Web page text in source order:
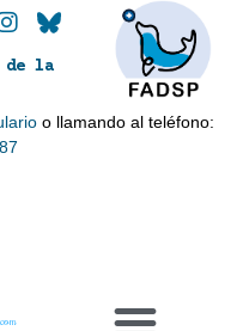
de la
o llamando al teléfono: